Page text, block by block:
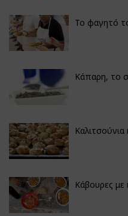
Το φαγητό
Κάπαρη, το
Καλιτσούνια
Κάβουρες με